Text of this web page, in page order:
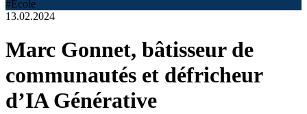
#École
13.02.2024
Marc Gonnet, bâtisseur de
communautés et défricheur
d’IA Générative